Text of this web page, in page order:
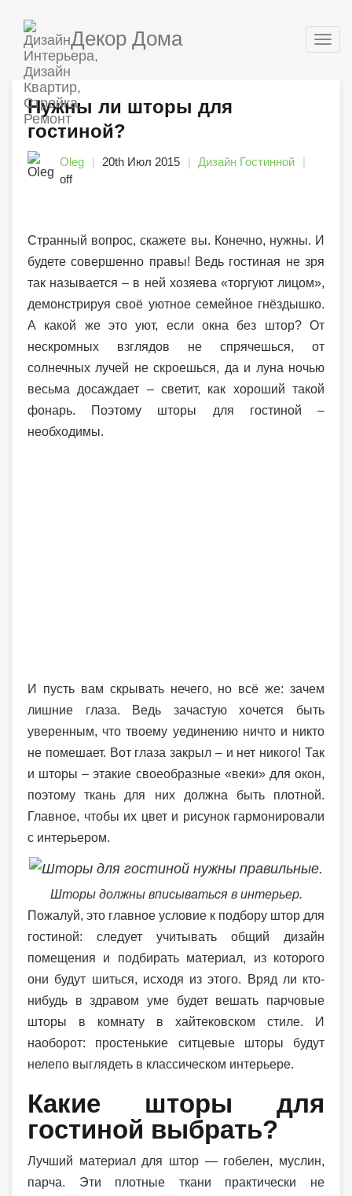
Декор Дома
Нужны ли шторы для
гостиной?
Oleg 20th Июл 2015
Дизайн Гостинной
off
Странный вопрос, скажете вы. Конечно, нужны. И
будете совершенно правы! Ведь гостиная не зря
так называется – в ней хозяева «торгуют лицом»,
демонстрируя своё уютное семейное гнёздышко.
А какой же это уют, если окна без штор? От
нескромных взглядов не спрячешься, от
солнечных лучей не скроешься, да и луна ночью
весьма досаждает – светит, как хороший такой
фонарь. Поэтому шторы для гостиной –
необходимы.
И пусть вам скрывать нечего, но всё же: зачем
лишние глаза. Ведь зачастую хочется быть
уверенным, что твоему уединению ничто и никто
не помешает. Вот глаза закрыл – и нет никого! Так
и шторы – этакие своеобразные «веки» для окон,
поэтому ткань для них должна быть плотной.
Главное, чтобы их цвет и рисунок гармонировали
с интерьером.
Шторы должны вписываться в интерьер.
Пожалуй, это главное условие к подбору штор для
гостиной: следует учитывать общий дизайн
помещения и подбирать материал, из которого
они будут шиться, исходя из этого. Вряд ли кто-
нибудь в здравом уме будет вешать парчовые
шторы в комнату в хайтековском стиле. И
наоборот: простенькие ситцевые шторы будут
нелепо выглядеть в классическом интерьере.
Какие шторы для
гостиной выбрать?
Лучший материал для штор — гобелен, муслин,
парча. Эти плотные ткани практически не